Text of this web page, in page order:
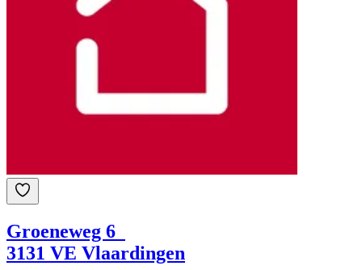
Groeneweg 6
3131 VE Vlaardingen